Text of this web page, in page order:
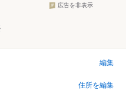
広告を非表示
編集
住所を編集